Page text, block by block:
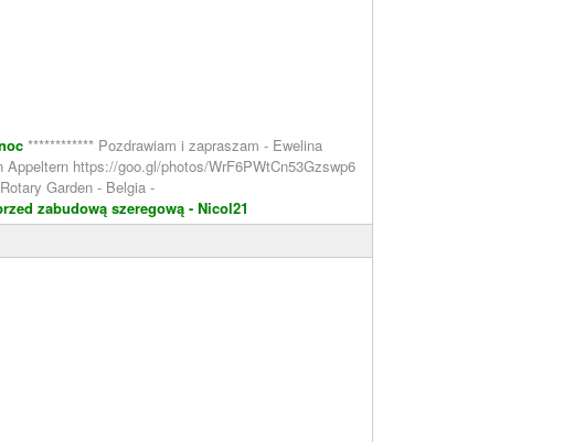
************ Pozdrawiam i zapraszam - Ewelina
https://goo.gl/photos/WrF6PWtCn53Gzswp6
Garden - Belgia -
zabudową szeregową - Nicol21